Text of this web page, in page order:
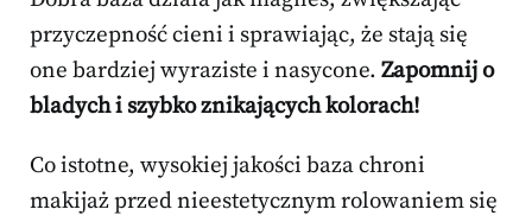
przyczepność cieni i sprawiając, że stają się
one bardziej wyraziste i nasycone. Zapomnij o
bladych i szybko znikających kolorach!
Co istotne, wysokiej jakości baza chroni
makijaż przed nieestetycznym rolowaniem się